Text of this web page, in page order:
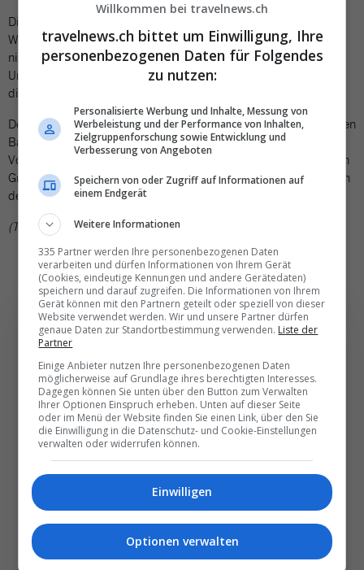
Die Deutsche Bahn kritisierte die kurzfristige Ankündigung von
Warnstreiks scharf. Die GDL mache ihre Drohung wahr, Streiks
nicht mehr 48 Stunden vorher anzukündigen, teilte das
Unternehmen mit. «Das ist für Millionen von Bahnreisenden und
die Wirtschaft eine blanke Zumutung.»
Der Streik werde sich erneut massiv auf den gesamten deutschen
Bahnbetrieb auswirken. Die DB versuche trotz des kurzen
Vorlaufs, für den Fern-, Regional- und S-Bahn-Verkehr wieder ein
Grundangebot anzubieten, hiess es weiter. Im Fernverkehr sollen
demnach längere Züge mit mehr Sitzplätzen eingesetzt werden.
(TN)
Die wichtigsten und
besten News direkt in
Ihr E‑Mail-Postfach
Täglich oder wöchentlich, mit mehr Insights oder
Willkommen bei travelnews.ch
travelnews.ch bittet um Einwilligung, Ihre
personenbezogenen Daten für Folgendes
zu nutzen:
Personalisierte Werbung und Inhalte, Messung von
Werbeleistung und der Performance von Inhalten,
Zielgruppenforschung sowie Entwicklung und
Verbesserung von Angeboten
Speichern von oder Zugriff auf Informationen auf
einem Endgerät
Weitere Informationen
335 Partner werden Ihre personenbezogenen Daten
verarbeiten und dürfen Informationen von Ihrem Gerät
(Cookies, eindeutige Kennungen und andere Gerätedaten)
speichern und darauf zugreifen. Die Informationen von Ihrem
Gerät können mit den Partnern geteilt oder speziell von dieser
Website verwendet werden. Wir und unsere Partner dürfen
genaue Daten zur Standortbestimmung verwenden. Liste der
Partner
Einige Anbieter nutzen Ihre personenbezogenen Daten
möglicherweise auf Grundlage ihres berechtigten Interesses.
Dagegen können Sie unten über den Button zum Verwalten
Ihrer Optionen Einspruch erheben. Unten auf dieser Seite
oder im Menü der Website finden Sie einen Link, über den Sie
die Einwilligung in die Datenschutz- und Cookie-Einstellungen
verwalten oder widerrufen können.
Einwilligen
Optionen verwalten